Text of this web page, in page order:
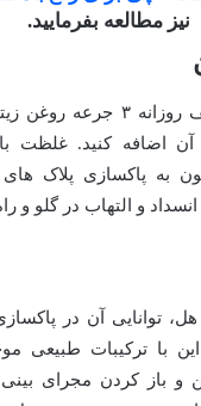
نیز مطالعه بفرمایید.
برای مبارزه با خروپف
آن اضافه کنید. غلظت
به پاکسازی پلاک
و التهاب در گلو و
هل، توانایی آن در
با ترکیبات طبیعی
باز کردن مجرای